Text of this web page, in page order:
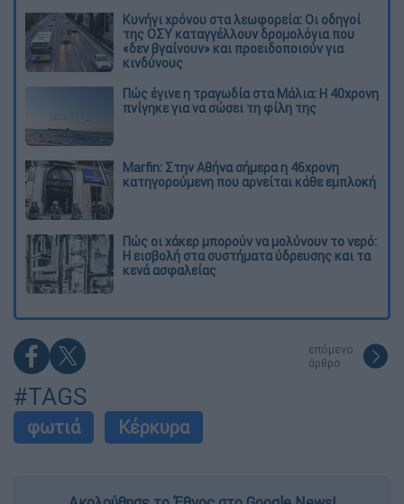
Κυνήγι χρόνου στα λεωφορεία: Οι οδηγοί
της ΟΣΥ καταγγέλλουν δρομολόγια που
«δεν βγαίνουν» και προειδοποιούν για
κινδύνους
Πώς έγινε η τραγωδία στα Μάλια: Η 40χρονη
πνίγηκε για να σώσει τη φίλη της
Marfin: Στην Αθήνα σήμερα η 46χρονη
κατηγορούμενη που αρνείται κάθε εμπλοκή
Πώς οι χάκερ μπορούν να μολύνουν το νερό:
Η εισβολή στα συστήματα ύδρευσης και τα
κενά ασφαλείας
επόμενο
άρθρο
#TAGS
φωτιά Κέρκυρα